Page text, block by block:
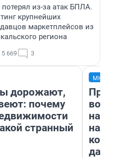
потерял из-за атак БПЛА.
крупнейших
маркетплейсов из
региона
5 669 3
дорожают,
почему
странный
нам
даже